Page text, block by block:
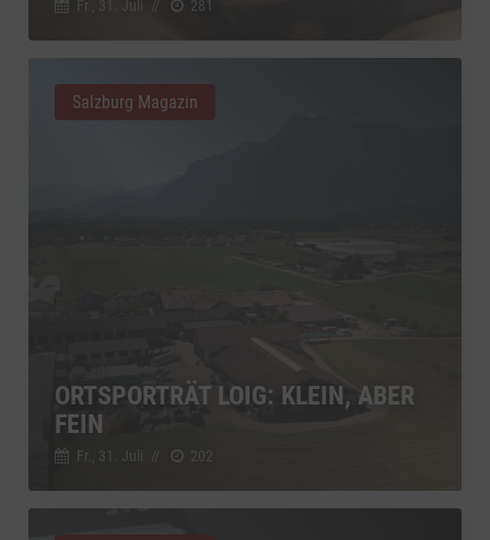
Fr., 31. Juli // 281
ORTSPORTRÄT LOIG: KLEIN, ABER
FEIN
Fr., 31. Juli // 202
Salzburg Magazin